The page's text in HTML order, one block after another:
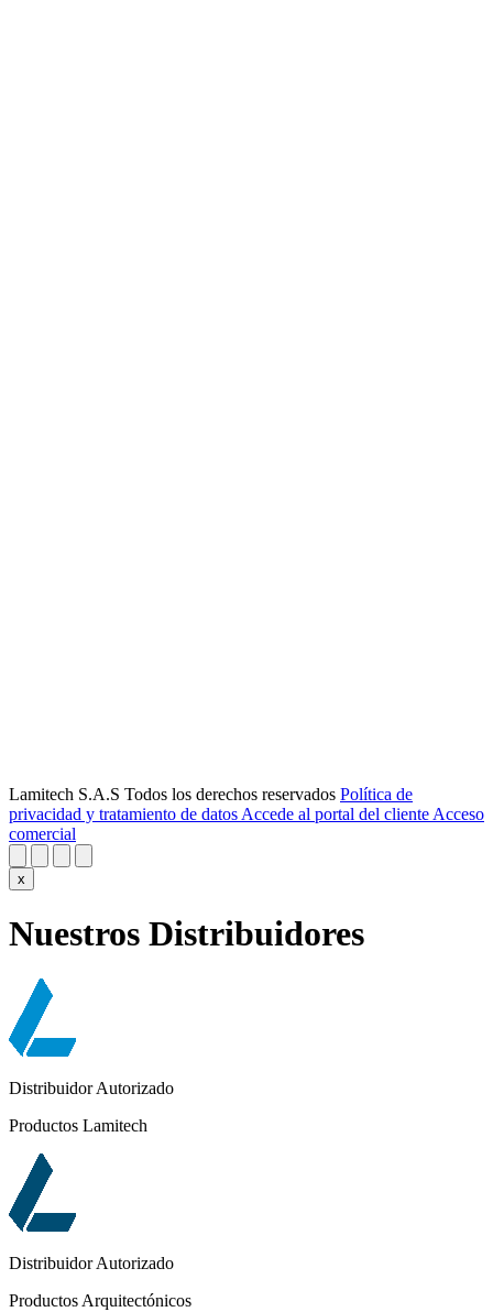
Lamitech S.A.S Todos los derechos reservados Política de
privacidad y tratamiento de datos Accede al portal del cliente Acceso
comercial
x
Nuestros Distribuidores
Distribuidor Autorizado
Productos Lamitech
Distribuidor Autorizado
Productos Arquitectónicos